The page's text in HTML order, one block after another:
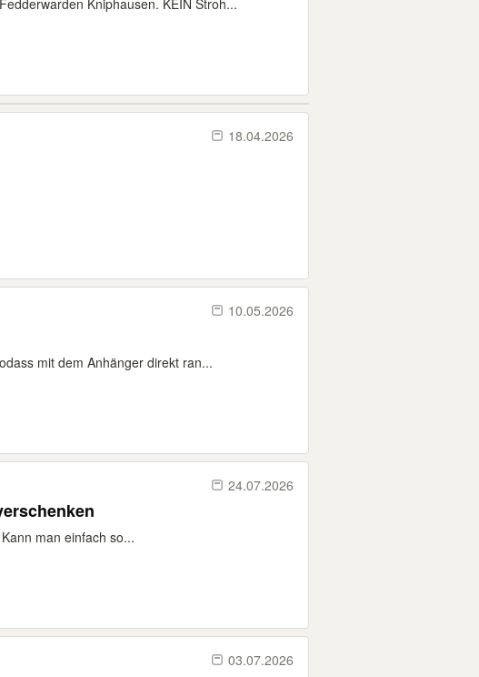
Kniphausen. KEIN Stroh...
18.04.2026
10.05.2026
mit dem Anhänger direkt ran...
24.07.2026
man einfach so...
03.07.2026